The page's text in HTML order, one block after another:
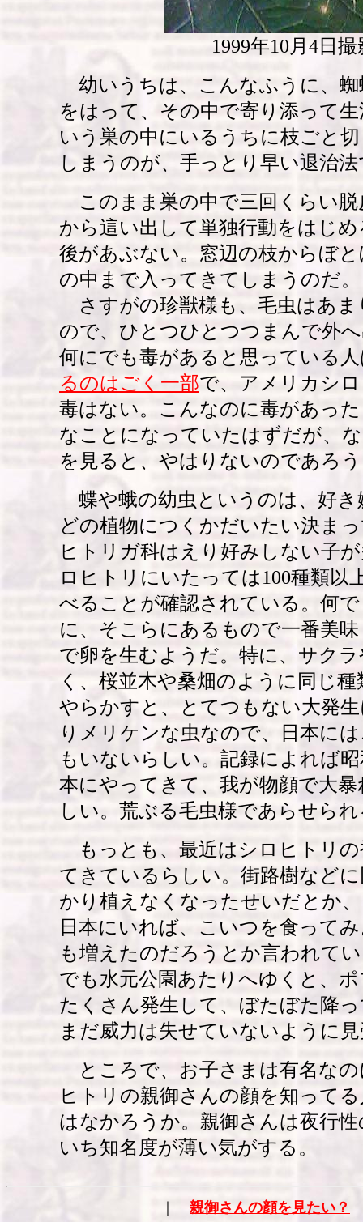
1999年10月4日撮
幼いうちは、こんなふうに、蜘
をはって、その中で寄り添って
いう巣の中にいるうちに枝ごと
しまうのが、手っとり早い退治
このまま巣の中で三回くらい脱
から這い出して単独行動をはじ
後があぶない。窓辺の枝からぼ
の中まで入ってきてしまうのだ。
さすがの珍獣様も、毛虫はあま
ので、ひとつひとつつまんで外
何にでも毒があると思っている
るのはごく一部で、アメリカシ
毒はない。こんなのに毒があっ
なことになっていたはずだが、
を見ると、やはりないのであろ
蝶や蛾の幼虫というのは、好き
どの植物につくかだいたい決ま
ヒトリガ科はえり好みしない子
ロヒトリにいたっては100種類以
べることが確認されている。何
に、そこらにあるもので一番美
で卵を生むようだ。特に、サク
く、桜並木や桑畑のように同じ
やらかすと、とてつもない大発
りメリケンな虫なので、日本に
もいないらしい。記録によれば
本にやってきて、我が物顔で大
しい。荒ぶる毛虫様であらせら
もっとも、最近はシロヒトリ
てきているらしい。街路樹など
かり植えなくなったせいだとか
日本にいれば、こいつを食って
も増えたのだろうとか言われて
でも水元公園あたりへゆくと、
たくさん発生して、ぼたぼた降
まだ威力は失せていないように
ところで、お子さまは有名な
ヒトリの親御さんの顔を知って
はなかろうか。親御さんは夜行
いち知名度が薄い気がする。
親御さんの顔を見たい？